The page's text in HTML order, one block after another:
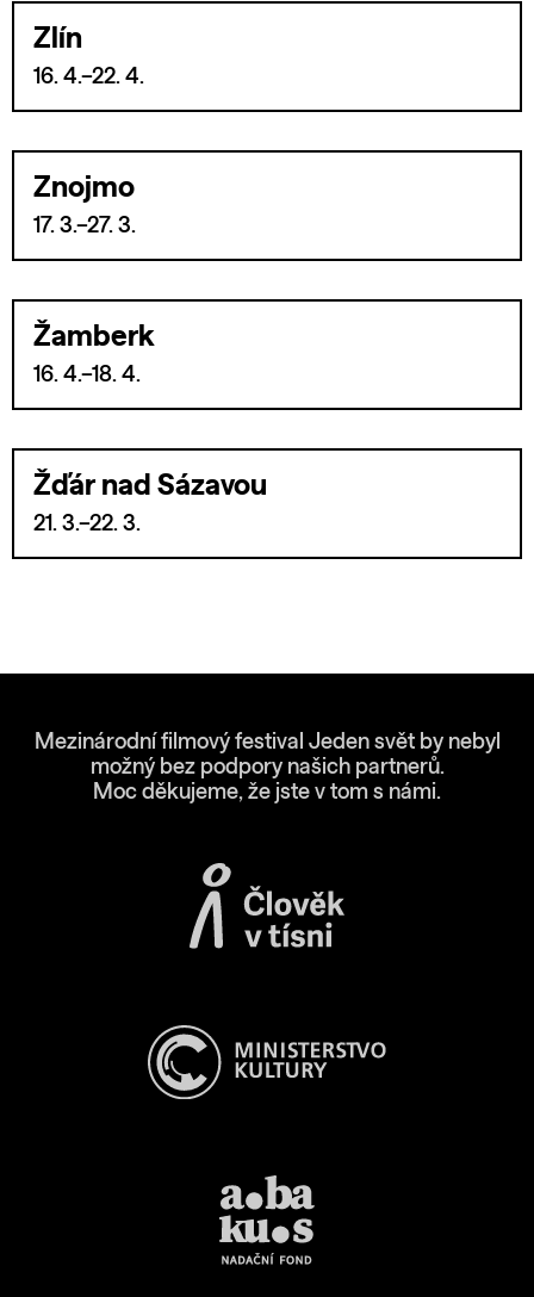
Zlín
16. 4.–22. 4.
Znojmo
17. 3.–27. 3.
Žamberk
16. 4.–18. 4.
Žďár nad Sázavou
21. 3.–22. 3.
Mezinárodní filmový festival Jeden svět by nebyl
možný bez podpory našich partnerů.
Moc děkujeme, že jste v tom s námi.